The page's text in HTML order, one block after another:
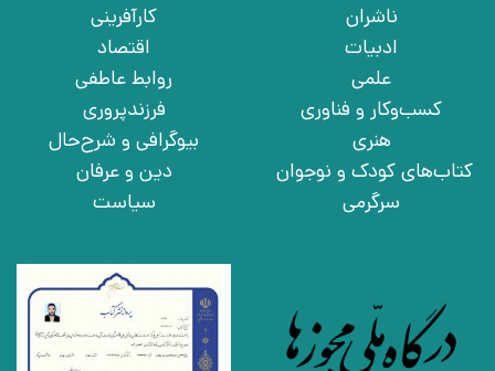
ناشران
ادبیات
علمی
کسب‌وکار و فناوری
هنری
کتاب‌های کودک و نوجوان
سرگرمی
کارآفرینی
اقتصاد
روابط عاطفی
فرزندپروری
بیوگرافی و شرح‌حال
دین و عرفان
سیاست